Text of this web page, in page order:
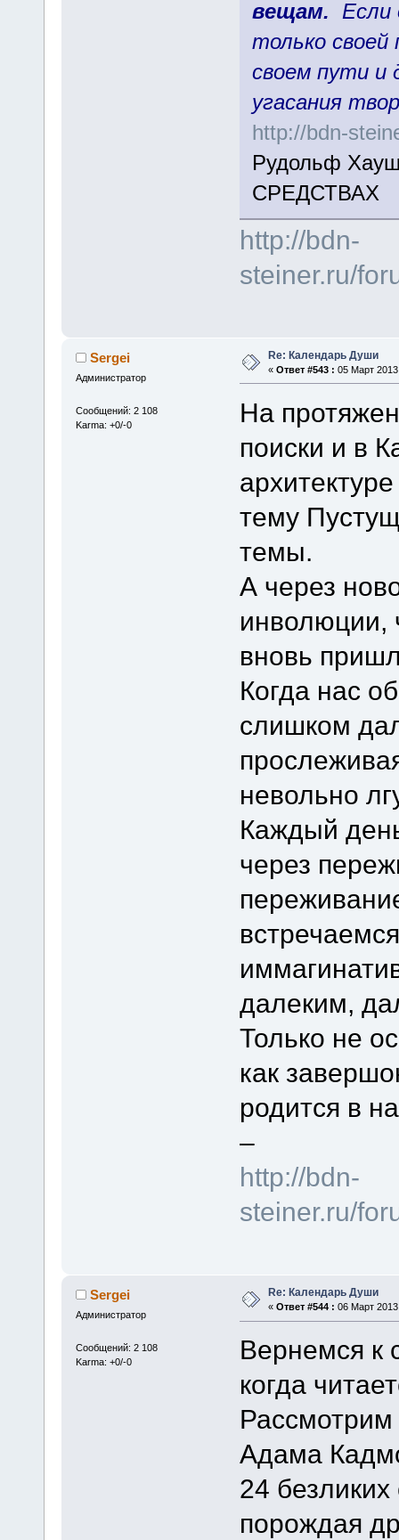
вещам. Если
только своей
своем пути и
угасания
http://bdn-
Рудольф
СРЕДСТВАХ
http://bdn-
steiner.ru/
Sergei
Администратор
Сообщений: 2 108
Karma: +0/-0
Re: Календарь Души
« Ответ #543 : 05 Март
На
поиски и в
тему
темы.
А через
инволюции,
вновь
Когда нас
слишком
невольно
Каждый
через
далеким,
Только не
как
родится в
–
http://bdn-
steiner.ru/
Sergei
Администратор
Сообщений: 2 108
Karma: +0/-0
Re: Календарь Души
« Ответ #544 : 06 Март
Вернемся к
когда
Рассмотрим
Адама
24
порождая